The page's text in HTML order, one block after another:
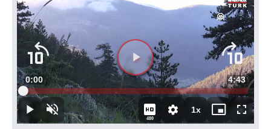
DuraklatSesi
Aç
Süre
0:00 Toplam
Süre
4:43
480
Yüklendi:
11.81%
1xOynatma
Hızı
Mini
oynatıcı
Tam
Ekran